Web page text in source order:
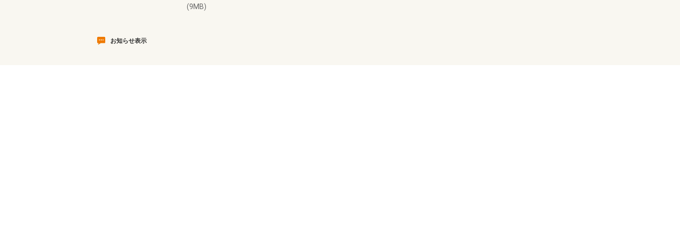
(9MB)
お知らせ表示